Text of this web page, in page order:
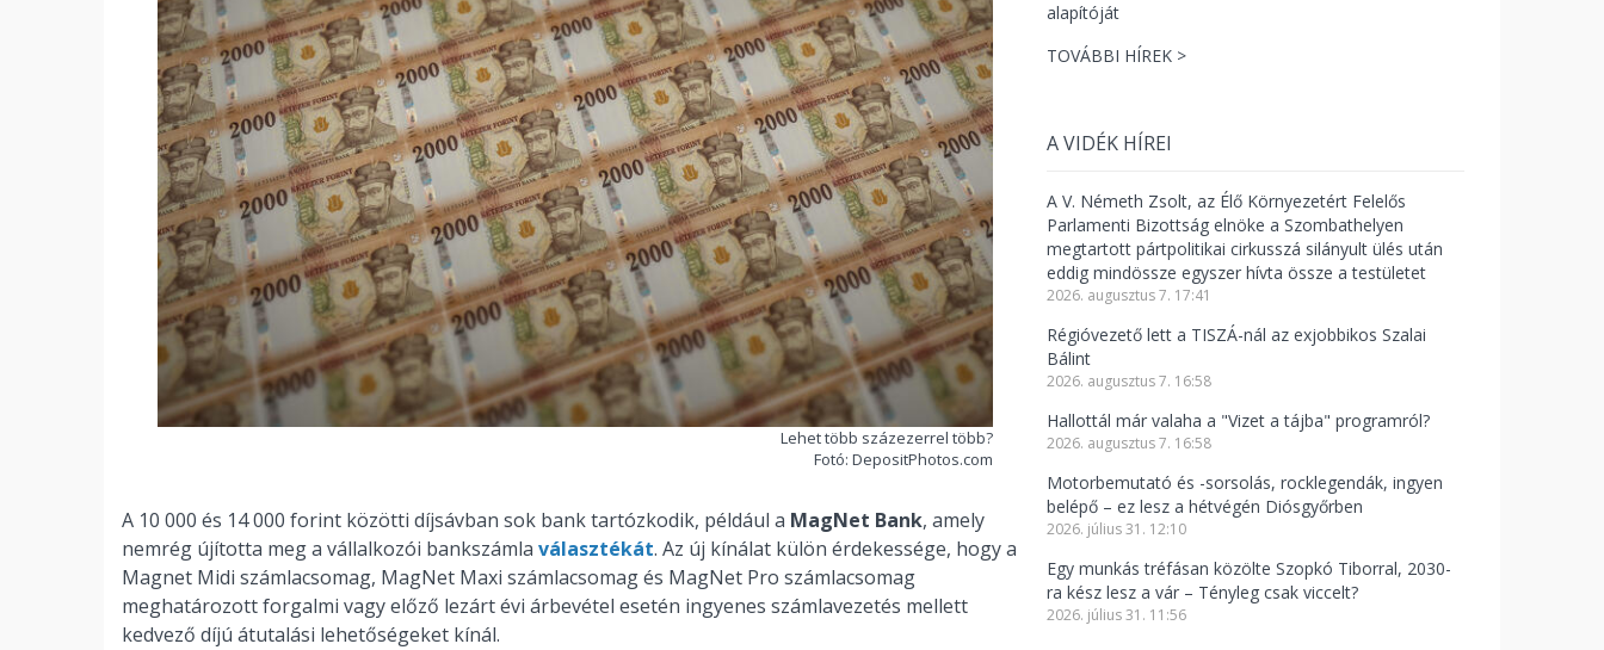
Lehet több százezerrel több?
Fotó: DepositPhotos.com
A 10 000 és 14 000 forint közötti díjsávban sok bank tartózkodik, például a MagNet Bank, amely
nemrég újította meg a vállalkozói bankszámla választékát. Az új kínálat külön érdekessége, hogy a
Magnet Midi számlacsomag, MagNet Maxi számlacsomag és MagNet Pro számlacsomag
meghatározott forgalmi vagy előző lezárt évi árbevétel esetén ingyenes számlavezetés mellett
kedvező díjú átutalási lehetőségeket kínál.
TOVÁBBI HÍREK >
A VIDÉK HÍREI
A V. Németh Zsolt, az Élő Környezetért Felelős
Parlamenti Bizottság elnöke a Szombathelyen
megtartott pártpolitikai cirkusszá silányult ülés után
eddig mindössze egyszer hívta össze a testületet
2026. augusztus 7. 17:41
Régióvezető lett a TISZÁ-nál az exjobbikos Szalai
Bálint
2026. augusztus 7. 16:58
Hallottál már valaha a "Vizet a tájba" programról?
2026. augusztus 7. 16:58
Motorbemutató és -sorsolás, rocklegendák, ingyen
belépő – ez lesz a hétvégén Diósgyőrben
2026. július 31. 12:10
Egy munkás tréfásan közölte Szopkó Tiborral, 2030-
ra kész lesz a vár – Tényleg csak viccelt?
2026. július 31. 11:56